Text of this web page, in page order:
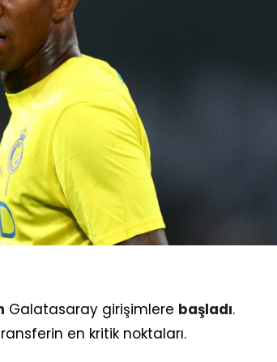
Galatasaray girişimlere başladı.
en kritik noktaları.